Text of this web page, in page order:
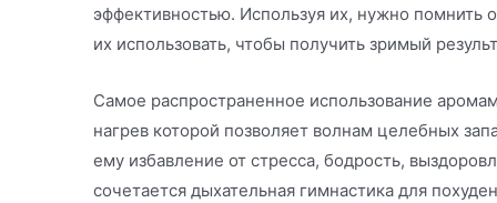
эффективностью. Используя их, нужно помнить
их использовать, чтобы получить зримый
Самое распространенное использование
нагрев которой позволяет волнам целебных
ему избавление от стресса, бодрость,
сочетается дыхательная гимнастика для